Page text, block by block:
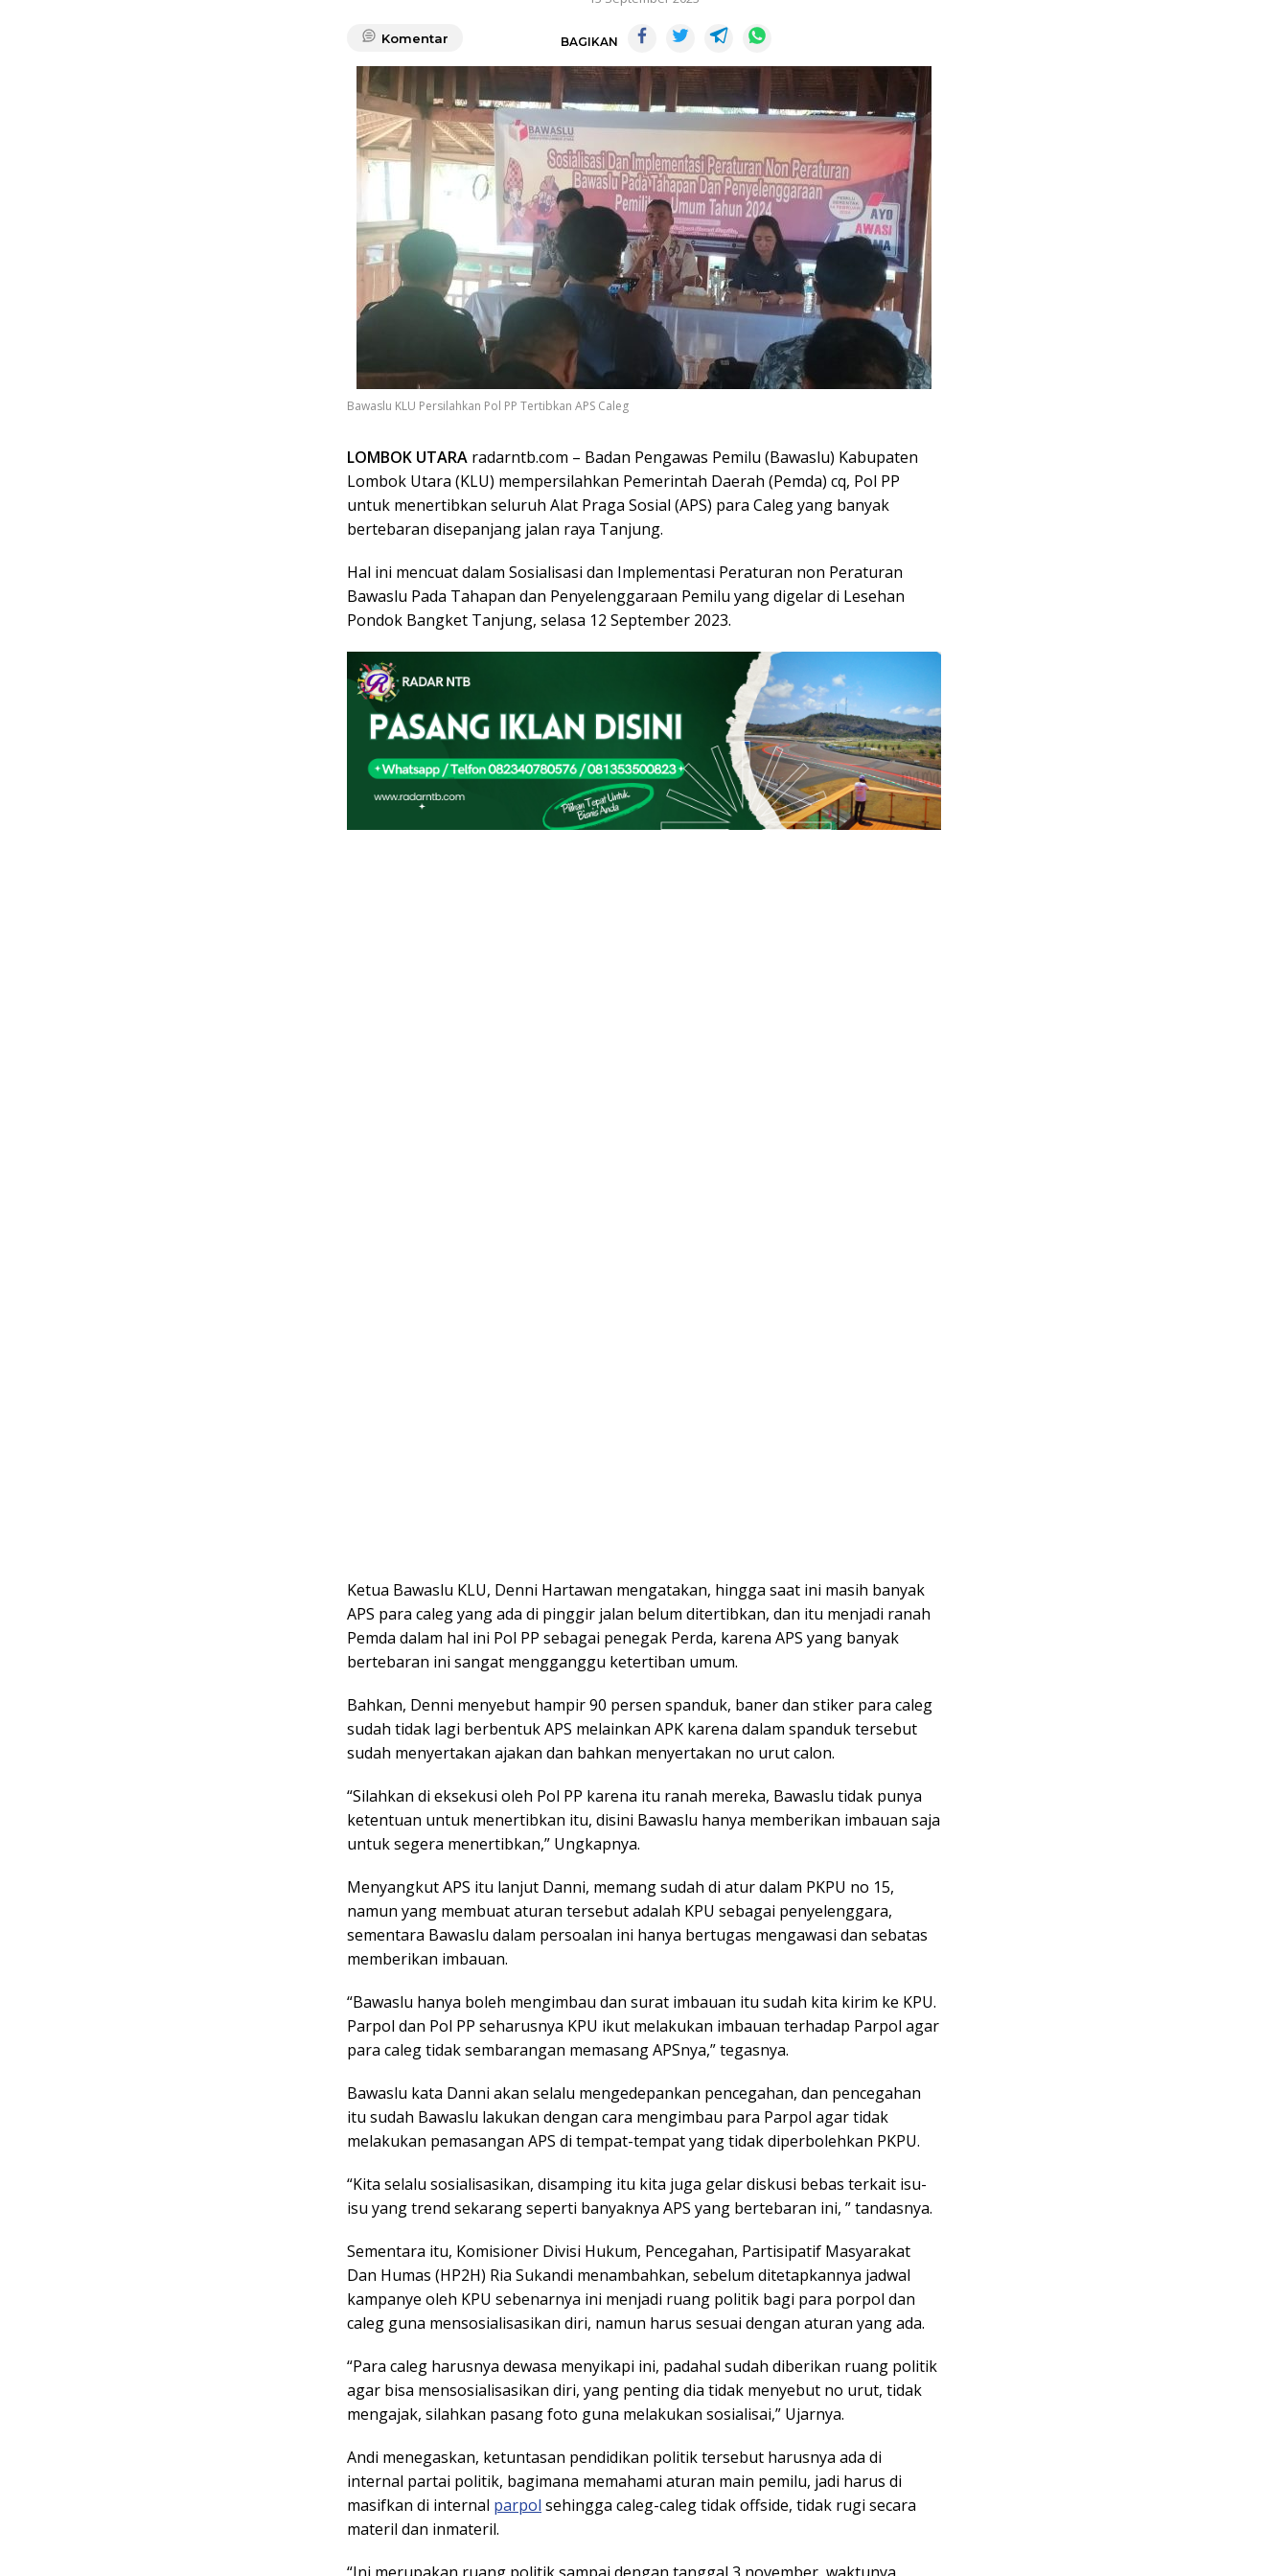
Komentar BAGIKAN
Bawaslu KLU Persilahkan Pol PP Tertibkan APS Caleg
LOMBOK UTARA radarntb.com – Badan Pengawas Pemilu (Bawaslu) Kabupaten
Lombok Utara (KLU) mempersilahkan Pemerintah Daerah (Pemda) cq, Pol PP
untuk menertibkan seluruh Alat Praga Sosial (APS) para Caleg yang banyak
bertebaran disepanjang jalan raya Tanjung.
Hal ini mencuat dalam Sosialisasi dan Implementasi Peraturan non Peraturan
Bawaslu Pada Tahapan dan Penyelenggaraan Pemilu yang digelar di Lesehan
Pondok Bangket Tanjung, selasa 12 September 2023.
Ketua Bawaslu KLU, Denni Hartawan mengatakan, hingga saat ini masih banyak
APS para caleg yang ada di pinggir jalan belum ditertibkan, dan itu menjadi ranah
Pemda dalam hal ini Pol PP sebagai penegak Perda, karena APS yang banyak
bertebaran ini sangat mengganggu ketertiban umum.
Bahkan, Denni menyebut hampir 90 persen spanduk, baner dan stiker para caleg
sudah tidak lagi berbentuk APS melainkan APK karena dalam spanduk tersebut
sudah menyertakan ajakan dan bahkan menyertakan no urut calon.
“Silahkan di eksekusi oleh Pol PP karena itu ranah mereka, Bawaslu tidak punya
ketentuan untuk menertibkan itu, disini Bawaslu hanya memberikan imbauan saja
untuk segera menertibkan,” Ungkapnya.
Menyangkut APS itu lanjut Danni, memang sudah di atur dalam PKPU no 15,
namun yang membuat aturan tersebut adalah KPU sebagai penyelenggara,
sementara Bawaslu dalam persoalan ini hanya bertugas mengawasi dan sebatas
memberikan imbauan.
“Bawaslu hanya boleh mengimbau dan surat imbauan itu sudah kita kirim ke KPU.
Parpol dan Pol PP seharusnya KPU ikut melakukan imbauan terhadap Parpol agar
para caleg tidak sembarangan memasang APSnya,” tegasnya.
Bawaslu kata Danni akan selalu mengedepankan pencegahan, dan pencegahan
itu sudah Bawaslu lakukan dengan cara mengimbau para Parpol agar tidak
melakukan pemasangan APS di tempat-tempat yang tidak diperbolehkan PKPU.
“Kita selalu sosialisasikan, disamping itu kita juga gelar diskusi bebas terkait isu-
isu yang trend sekarang seperti banyaknya APS yang bertebaran ini, ” tandasnya.
Sementara itu, Komisioner Divisi Hukum, Pencegahan, Partisipatif Masyarakat
Dan Humas (HP2H) Ria Sukandi menambahkan, sebelum ditetapkannya jadwal
kampanye oleh KPU sebenarnya ini menjadi ruang politik bagi para porpol dan
caleg guna mensosialisasikan diri, namun harus sesuai dengan aturan yang ada.
“Para caleg harusnya dewasa menyikapi ini, padahal sudah diberikan ruang politik
agar bisa mensosialisasikan diri, yang penting dia tidak menyebut no urut, tidak
mengajak, silahkan pasang foto guna melakukan sosialisai,” Ujarnya.
Andi menegaskan, ketuntasan pendidikan politik tersebut harusnya ada di
internal partai politik, bagimana memahami aturan main pemilu, jadi harus di
masifkan di internal parpol sehingga caleg-caleg tidak offside, tidak rugi secara
materil dan inmateril.